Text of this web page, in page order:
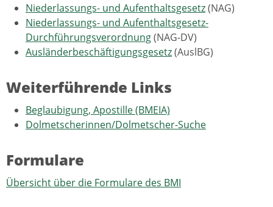
Niederlassungs- und Aufenthaltsgesetz(NAG)
Niederlassungs- und Aufenthaltsgesetz-
Durchführungsverordnung(NAG-DV)
Ausländerbeschäftigungsgesetz(AuslBG)
Weiterführende Links
Beglaubigung, Apostille (BMEIA)
Dolmetscherinnen/Dolmetscher-Suche
Formulare
Übersicht über die Formulare des BMI